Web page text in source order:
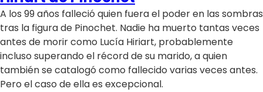
A los 99 años falleció quien fuera el poder en las sombras
tras la figura de Pinochet. Nadie ha muerto tantas veces
antes de morir como Lucía Hiriart, probablemente
incluso superando el récord de su marido, a quien
también se catalogó como fallecido varias veces antes.
Pero el caso de ella es excepcional.